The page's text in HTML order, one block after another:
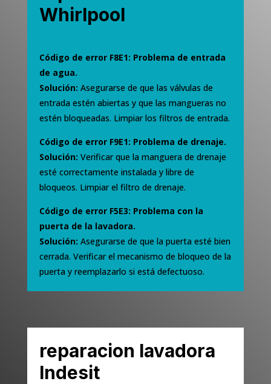
Whirlpool
Código de error F8E1: Problema de entrada
de agua.
Solución: Asegurarse de que las válvulas de
entrada estén abiertas y que las mangueras no
estén bloqueadas. Limpiar los filtros de entrada.
Código de error F9E1: Problema de drenaje.
Solución: Verificar que la manguera de drenaje
esté correctamente instalada y libre de
bloqueos. Limpiar el filtro de drenaje.
Código de error F5E3: Problema con la
puerta de la lavadora.
Solución: Asegurarse de que la puerta esté bien
cerrada. Verificar el mecanismo de bloqueo de la
puerta y reemplazarlo si está defectuoso.
reparacion lavadora
Indesit